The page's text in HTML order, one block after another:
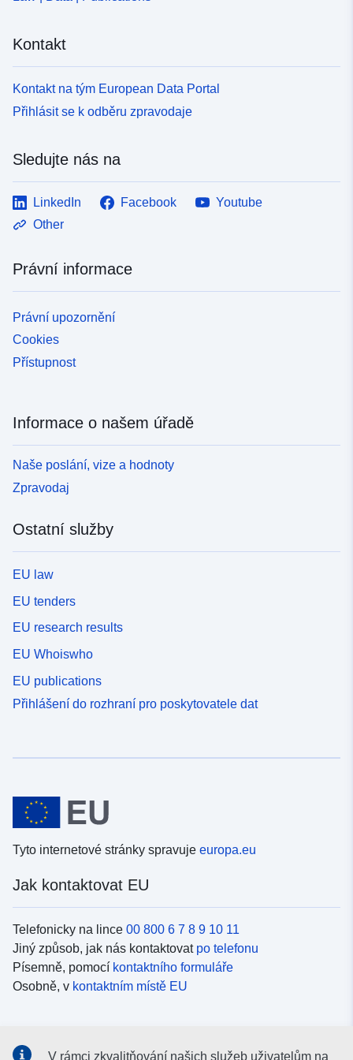
Kontakt
Kontakt na tým European Data Portal
Přihlásit se k odběru zpravodaje
Sledujte nás na
LinkedIn Facebook
Youtube
Other
Právní informace
Právní upozornění
Cookies
Přístupnost
Informace o našem úřadě
Naše poslání, vize a hodnoty
Zpravodaj
Ostatní služby
EU law
EU tenders
EU research results
EU Whoiswho
EU publications
Přihlášení do rozhraní pro poskytovatele dat
Tyto internetové stránky spravuje europa.eu
Jak kontaktovat EU
Telefonicky na lince 00 800 6 7 8 9 10 11
Jiný způsob, jak nás kontaktovat po telefonu
Písemně, pomocí kontaktního formuláře
Osobně, v kontaktním místě EU
V rámci zkvalitňování našich služeb uživatelům na